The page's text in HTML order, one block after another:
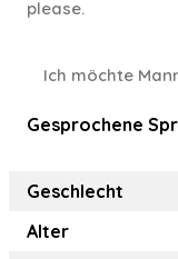
please.
Ich möchte
Gesprochene
Geschlecht
Alter